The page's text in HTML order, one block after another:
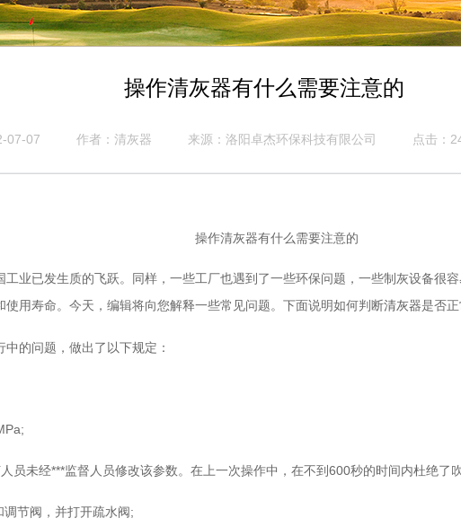
操作清灰器有什么需要注意的
07-07 作者：清灰器 来源： 洛阳卓杰环保科技有限公司 点击：
操作清灰器有什么需要注意的
已发生质的飞跃。同样，一些工厂也遇到了一些环保问题，一些制灰设备很
用寿命。今天，编辑将向您解释一些常见问题。下面说明如何判断清灰器是否正
的问题，做出了以下规定：
未经***监督人员修改该参数。在上一次操作中，在不到600秒的时间内杜绝了
节阀，并打开疏水阀;